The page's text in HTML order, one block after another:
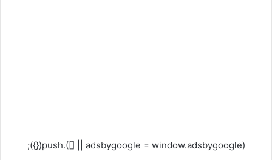
(adsbygoogle = window.adsbygoogle || []).push({});